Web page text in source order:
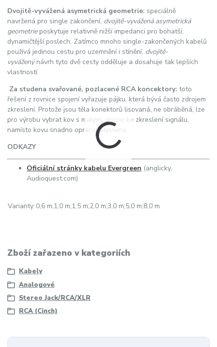
Dvojitě-vyvážená asymetrická geometrie: speciálně
navržená pro single zakončení, dvojitě-vyvážená asymetrická
geometrie poskytuje relativně nižší impedanci pro bohatší,
dynamičtější poslech. Zatímco mnoho single-zakončených kabelů
používá jedinou cestu pro uzemnění i stínění, dvojitě-
vyváženýnávrh tyto dvě cesty odděluje a dosahuje tak lepších
vlastností.
Za studena svařované, pozlacené RCA koncektory: toto
řešení z rovnice spojení vyřazuje pájku, která bývá často zdrojem
zkreslení. Protože jsou těla konektorů lisovaná, ne obráběná, lze
pro výrobu vybrat kov s malými sklony ke zkreslení signálu,
namísto kovu snadno opracovatelného.
ODKAZY
Oficiální stránky kabelu Evergreen (anglicky,
Audioquest.com)
Varianty: 0,6 m;1,0 m;1,5 m;2,0 m;3,0 m;5,0 m;8,0 m
Zboží zařazeno v kategoriích
Kabely
Analogové
Stereo Jack/RCA/XLR
RCA (Cinch)